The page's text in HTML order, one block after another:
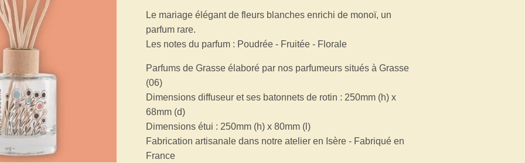
Le mariage élégant de fleurs blanches enrichi de monoï, un
parfum rare.
Les notes du parfum : Poudrée - Fruitée - Florale
Parfums de Grasse élaboré par nos parfumeurs situés à Grasse
(06)
Dimensions diffuseur et ses batonnets de rotin : 250mm (h) x
68mm (d)
Dimensions étui : 250mm (h) x 80mm (l)
Fabrication artisanale dans notre atelier en Isère - Fabriqué en
France